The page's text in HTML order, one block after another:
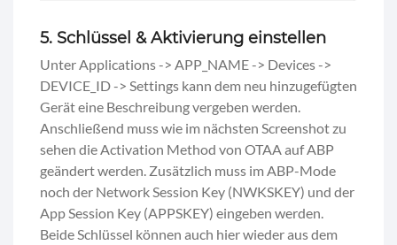
5. Schlüssel & Aktivierung einstellen
Unter Applications -> APP_NAME -> Devices ->
DEVICE_ID -> Settings kann dem neu hinzugefügten
Gerät eine Beschreibung vergeben werden.
Anschließend muss wie im nächsten Screenshot zu
sehen die Activation Method von OTAA auf ABP
geändert werden. Zusätzlich muss im ABP-Mode
noch der Network Session Key (NWKSKEY) und der
App Session Key (APPSKEY) eingeben werden.
Beide Schlüssel können auch hier wieder aus dem